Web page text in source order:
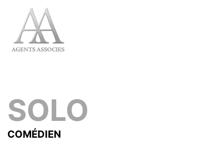
SOLO
COMÉDIEN